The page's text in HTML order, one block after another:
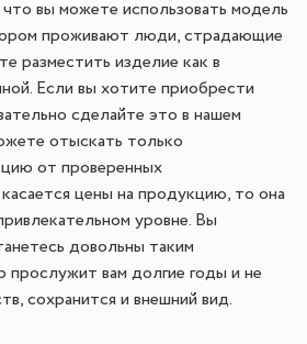
что вы можете использовать модель
проживают люди, страдающие
разместить изделие как в
Если вы хотите приобрести
сделайте это в нашем
отыскать только
от проверенных
цены на продукцию, то она
уровне. Вы
довольны таким
прослужит вам долгие годы и не
сохранится и внешний вид.